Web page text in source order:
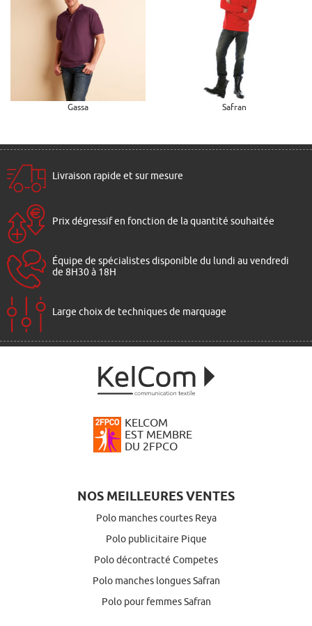
Gassa Safran
Livraison rapide et sur mesure
Prix dégressif en fonction de la quantité souhaitée
Équipe de spécialistes disponible du lundi au vendredi
de 8H30 à 18H
Large choix de techniques de marquage
KELCOM
EST MEMBRE
DU 2FPCO
NOS MEILLEURES VENTES
Polo manches courtes Reya
Polo publicitaire Pique
Polo décontracté Competes
Polo manches longues Safran
Polo pour femmes Safran